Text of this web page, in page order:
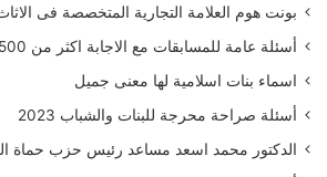
بونت هوم العلامة التجارية المتخصصة فى
أسئلة عامة للمسابقات مع الاجابة اكثر من 500 سؤال
اسماء بنات اسلامية لها معنى جميل
أسئلة صراحة محرجة للبنات والشباب 2023
الدكتور محمد اسعد مساعد رئيس حزب حماة